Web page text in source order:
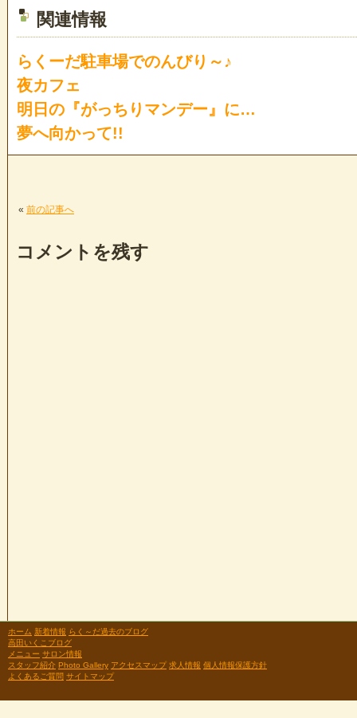
関連情報
らくーだ駐車場でのんびり～♪
夜カフェ
明日の『がっちりマンデー』に…
夢へ向かって!!
« 前の記事へ
コメントを残す
ホーム 新着情報 らく～だ過去のブログ
高田いくこブログ
メニュー サロン情報
スタッフ紹介 Photo Gallery アクセスマップ 求人情報 個人情報保護方針
よくあるご質問 サイトマップ